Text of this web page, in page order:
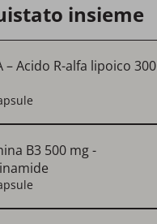
insieme
– Acido R-alfa lipoico 300
B3 500 mg -